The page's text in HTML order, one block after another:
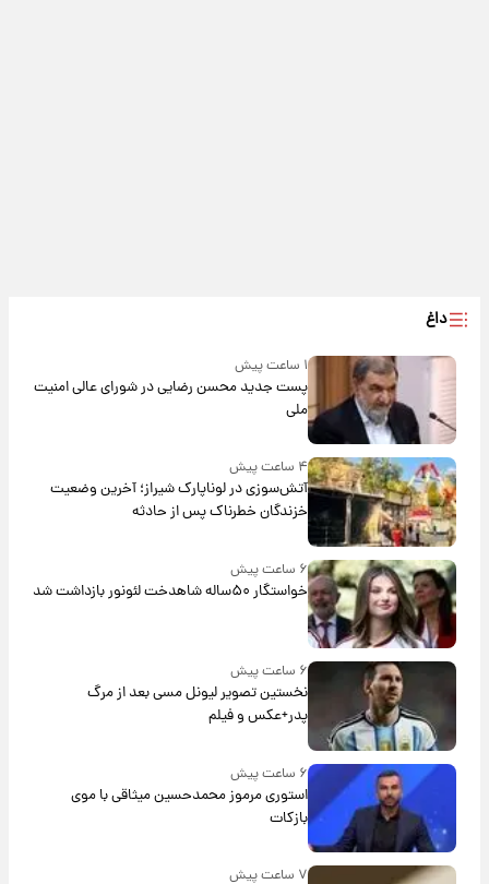
داغ
پست جدید محسن رضایی در شورای عالی امنیت
ملی
۴ ساعت پیش
آتش‌سوزی در لوناپارک شیراز؛ آخرین وضعیت
خزندگان خطرناک پس از حادثه
۶ ساعت پیش
خواستگار ۵۰ساله شاهدخت لئونور بازداشت شد
نخستین تصویر لیونل مسی بعد از مرگ
پدر+عکس و فیلم
۶ ساعت پیش
استوری مرموز محمدحسین میثاقی با موی
بازکات